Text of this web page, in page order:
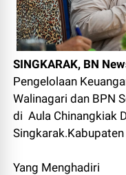
SINGKARAK, BN
Pengelolaan
Walinagari dan BPN
di Aula Chinangkiak
Yang Menghadiri